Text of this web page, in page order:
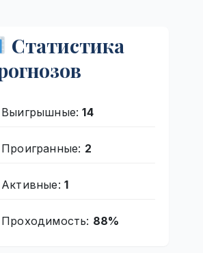
Статистика
Выигрышные:14
Проигранные: 2
Активные: 1
Проходимость: 88%